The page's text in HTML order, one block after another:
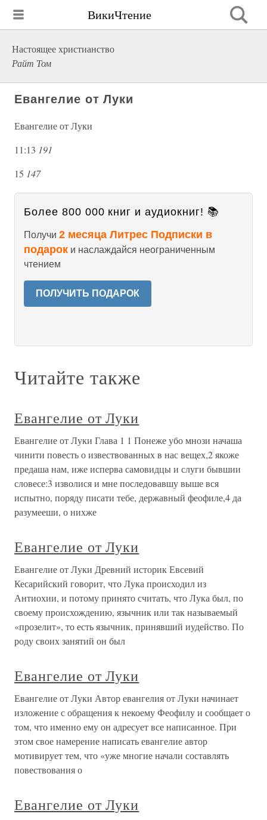
ВикиЧтение
Настоящее христианство
Райт Том
Евангелие от Луки
Евангелие от Луки
11:13 191
15 147
Более 800 000 книг и аудиокниг! 📚
Получи 2 месяца Литрес Подписки в
подарок и наслаждайся неограниченным
чтением
ПОЛУЧИТЬ ПОДАРОК
Читайте также
Евангелие от Луки
Евангелие от Луки Глава 1 1 Понеже убо мнози начаша
чинити повесть о извествованных в нас вещех,2 якоже
предаша нам, иже исперва самовидцы и слуги бывшии
словесе:3 изволися и мне последовавшу выше вся
испытно, поряду писати тебе, державный феофиле,4 да
разумееши, о нихже
Евангелие от Луки
Евангелие от Луки Древний историк Евсевий
Кесарийский говорит, что Лука происходил из
Антиохии, и потому принято считать, что Лука был, по
своему происхождению, язычник или так называемый
«прозелит», то есть язычник, принявший иудейство. По
роду своих занятий он был
Евангелие от Луки
Евангелие от Луки Автор евангелия от Луки начинает
изложение с обращения к некоему Феофилу и сообщает о
том, что именно ему он адресует все написанное. При
этом свое намерение написать евангелие автор
мотивирует тем, что «уже многие начали составлять
повествования о
Евангелие от Луки